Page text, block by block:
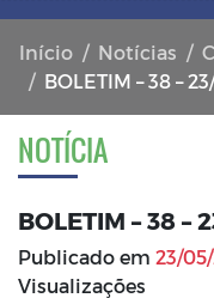
Início Notícias
BOLETIM – 38 – 23/05/
NOTÍCIA
BOLETIM – 38 –
Publicado em 23/
Visualizações